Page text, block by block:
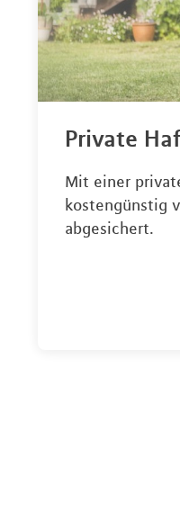
Private
Mit einer
kostengünstig
abgesichert.